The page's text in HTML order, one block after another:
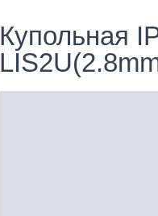
Купольная